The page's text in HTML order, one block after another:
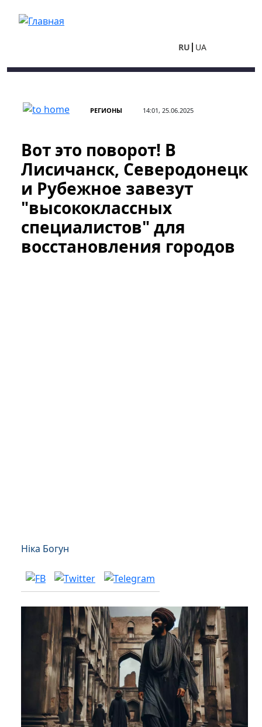
RU UA
РЕГИОНЫ 14:01, 25.06.2025
Вот это поворот! В
Лисичанск, Северодонецк
и Рубежное завезут
"высококлассных
специалистов" для
восстановления городов
Ніка Богун